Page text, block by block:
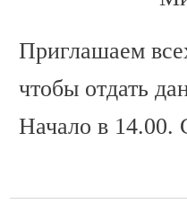
Приглашаем
чтобы отдать
Начало в 14.00.